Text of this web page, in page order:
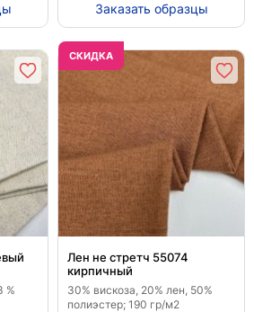
Заказать образцы
%
CКИДКА
Лен не стретч 55074
кирпичный
30% вискоза, 20% лен, 50%
полиэстер; 190 гр/м2